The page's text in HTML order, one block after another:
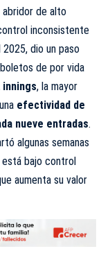
de alto
inconsistente
2025, dio un paso
de por vida
innings, la mayor
efectividad de
nueve entradas.
algunas semanas
está bajo control
aumenta su valor